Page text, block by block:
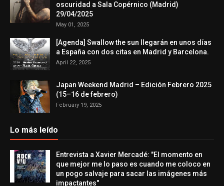
oscuridad a Sala Copérnico (Madrid)
29/04/2025
May 01, 2025
[Agenda] Swallow the sun llegarán en unos días
a España con dos citas en Madrid y Barcelona.
April 22, 2025
Japan Weekend Madrid – Edición Febrero 2025
(15–16 de febrero)
February 19, 2025
Lo más leído
Entrevista a Xavier Mercadé: "El momento en
que mejor me lo paso es cuando me coloco en
un pogo salvaje para sacar las imágenes más
impactantes"